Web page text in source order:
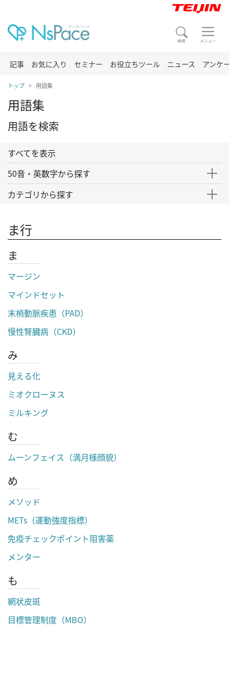
記事 お気に入り セミナー お役立ちツール ニュース アンケ
トップ 用語集
用語集
用語を検索
すべてを表示
50音・英数字から探す
カテゴリから探す
ま行
ま
マージン
マインドセット
末梢動脈疾患（PAD）
慢性腎臓病（CKD）
み
見える化
ミオクローヌス
ミルキング
む
ムーンフェイス（満月様顔貌）
め
メソッド
METs（運動強度指標）
免疫チェックポイント阻害薬
メンター
も
網状皮斑
目標管理制度（MBO）